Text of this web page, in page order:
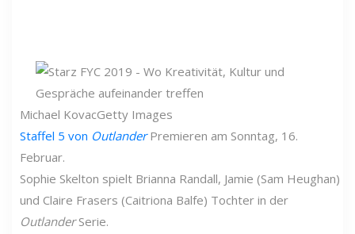
Michael KovacGetty Images
Staffel 5 von Outlander Premieren am Sonntag, 16.
Februar.
Sophie Skelton spielt Brianna Randall, Jamie (Sam Heughan)
und Claire Frasers (Caitriona Balfe) Tochter in der
OutlanderSerie.